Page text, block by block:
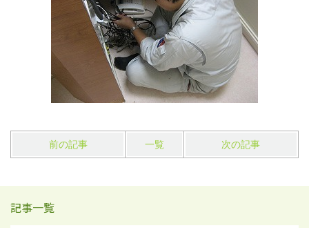
前の記事 一覧 次の記事
記事一覧